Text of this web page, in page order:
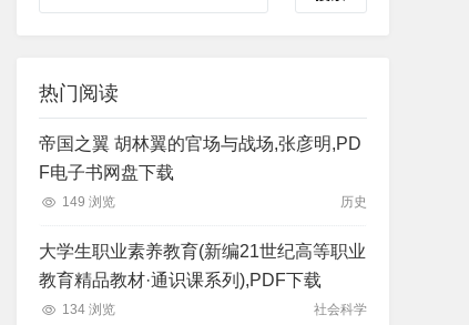
热门阅读
帝国之翼 胡林翼的官场与战场,张彦明,PD
F电子书网盘下载
149 浏览 历史
大学生职业素养教育(新编21世纪高等职业
教育精品教材·通识课系列),PDF下载
134 浏览 社会科学